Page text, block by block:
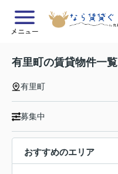
メニュー
有里町の賃貸物件一覧
有里町
募集中
おすすめのエリア